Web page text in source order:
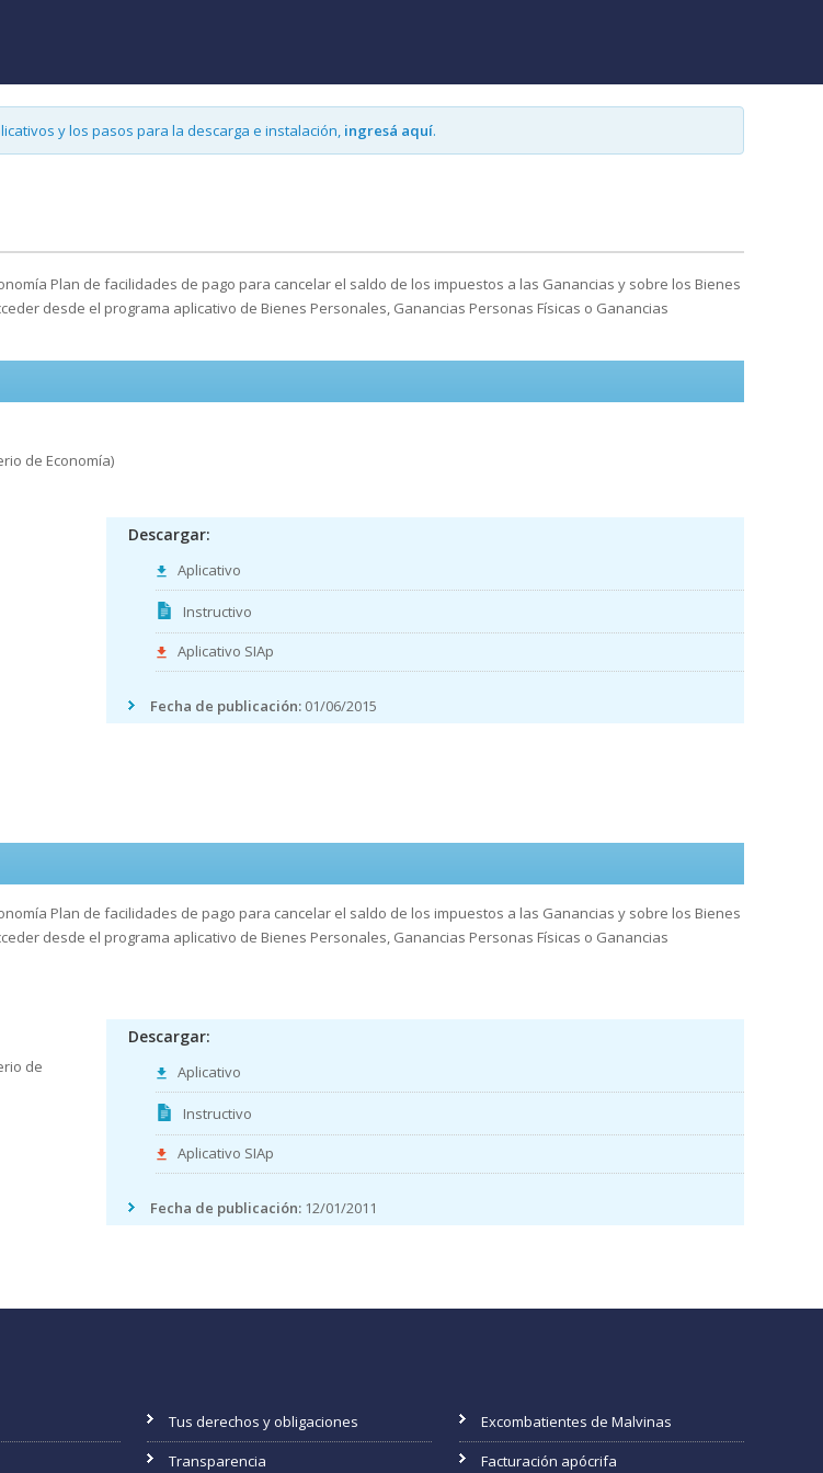
y los pasos para la descarga e instalación, ingresá aquí.
Plan de facilidades de pago para cancelar el saldo de los impuestos a las Ganancias y sobre los Bienes
desde el programa aplicativo de Bienes Personales, Ganancias Personas Físicas o Ganancias
de Economía)
Descargar:
Aplicativo
Instructivo
Aplicativo SIAp
Fecha de publicación: 01/06/2015
Plan de facilidades de pago para cancelar el saldo de los impuestos a las Ganancias y sobre los Bienes
desde el programa aplicativo de Bienes Personales, Ganancias Personas Físicas o Ganancias
de
Descargar:
Aplicativo
Instructivo
Aplicativo SIAp
Fecha de publicación: 12/01/2011
Tus derechos y obligaciones
Transparencia
Excombatientes de Malvinas
Facturación apócrifa